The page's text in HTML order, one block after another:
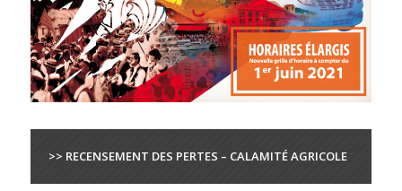
>> RECENSEMENT DES PERTES – CALAMITÉ AGRICOLE